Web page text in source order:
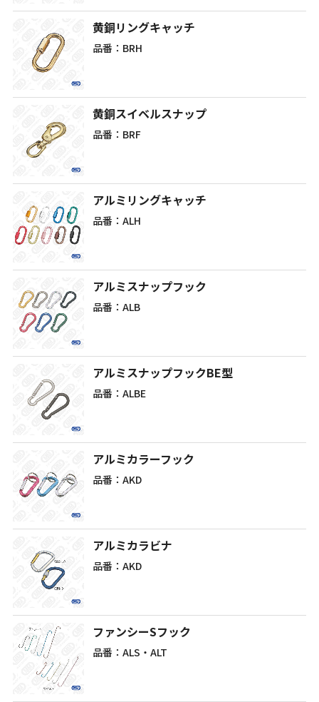
黄銅リングキャッチ
品番：BRH
黄銅スイベルスナップ
品番：BRF
アルミリングキャッチ
品番：ALH
アルミスナップフック
品番：ALB
アルミスナップフックBE型
品番：ALBE
アルミカラーフック
品番：AKD
アルミカラビナ
品番：AKD
ファンシーSフック
品番：ALS・ALT